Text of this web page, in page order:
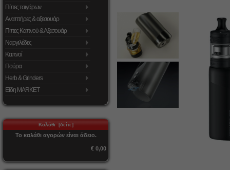
Πίπες τσιγάρων
Αναπτήρες & αξεσουάρ
Πίπες Καπνού & Αξεσουάρ
Ναργιλέδες
Καπνοί
Πούρα
Herb & Grinders
Είδη MARKET
Καλάθι [δείτε]
Το καλάθι αγορών είναι άδειο.
€ 0,00